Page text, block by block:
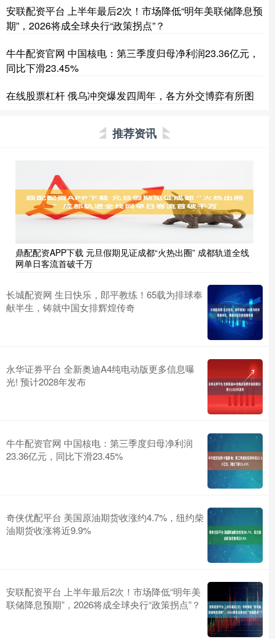
安联配资平台 上半年最后2次！市场降低“明年美联储降息预
期”，2026将成全球央行“政策拐点”？
牛牛配资官网 中国核电：第三季度归母净利润23.36亿元，
同比下滑23.45%
在线股票杠杆 俄乌冲突爆发四周年，各方外交博弈有所图
推荐资讯
鼎配配资APP下载 元旦假期见证成都“火热出圈” 成都轨道全线
网单日客流首破千万
长城配资网 生日快乐，郎平教练！65载为排球奉
献半生，铸就中国女排辉煌传奇
永华证券平台 全新奥迪A4纯电动版更多信息曝
光! 预计2028年发布
牛牛配资官网 中国核电：第三季度归母净利润
23.36亿元，同比下滑23.45%
奇侠优配平台 美国原油期货收涨约4.7%，纽约柴
油期货收涨将近9.9%
安联配资平台 上半年最后2次！市场降低“明年美
联储降息预期”，2026将成全球央行“政策拐点”？